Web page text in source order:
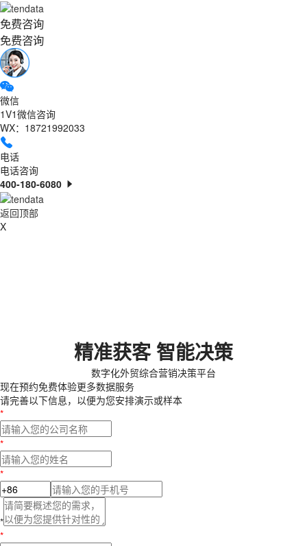
免费咨询
免费咨询
微信
1V1微信咨询
WX：18721992033
电话
电话咨询
400-180-6080
返回顶部
X
精准获客 智能决策
数字化外贸综合营销决策平台
现在预约免费体验更多数据服务
请完善以下信息，以便为您安排演示或样本
*
*
*
*
*